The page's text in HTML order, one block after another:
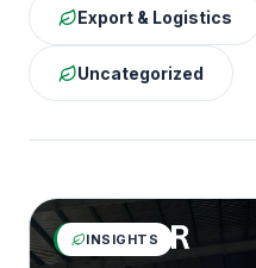
Export & Logistics
Uncategorized
INSIGHTS